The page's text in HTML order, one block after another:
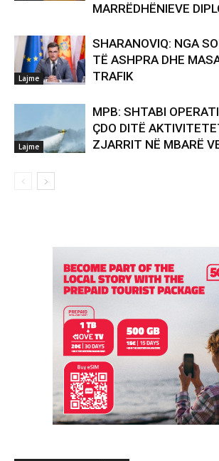
MARRËDHËNIEVE
Lajme
SHARANOVIQ: NGA
TË ASHPRA DHE
TRAFIK
Lajme
MPB: SHTABI
ÇDO DITË
ZJARRIT NË MBARË